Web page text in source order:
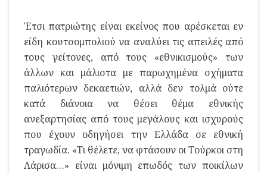
Έτσι πατριώτης είναι εκείνος που αρέσκεται εν
είδη κουτσομπολιού να αναλύει τις απειλές από
τους γείτονες, από τους «εθνικισμούς» των
άλλων και μάλιστα με παρωχημένα σχήματα
παλιότερων δεκαετιών, αλλά δεν τολμά ούτε
κατά διάνοια να θέσει θέμα εθνικής
ανεξαρτησίας από τους μεγάλους και ισχυρούς
που έχουν οδηγήσει την Ελλάδα σε εθνική
τραγωδία. «Τι θέλετε, να φτάσουν οι Τούρκοι στη
Λάρισα…» είναι μόνιμη επωδός των ποικίλων